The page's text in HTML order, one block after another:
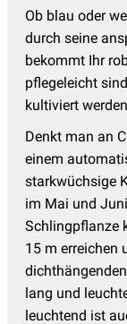
Ob blau oder
durch seine
bekommt Ihr
pflegeleicht
kultiviert
Denkt man an
einem
starkwüchsige
im Mai und
Schlingpflanze
15 m erreichen
lang und
leuchtend ist